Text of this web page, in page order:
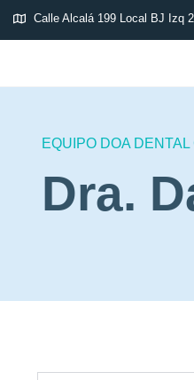
Calle Alcalá 199 Local BJ Izq
EQUIPO DOA DENTAL
Dra.